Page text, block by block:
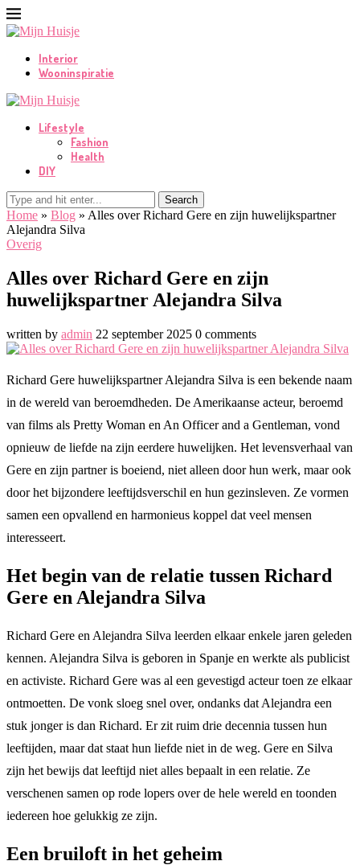
Interior
Wooninspiratie
Lifestyle
Fashion
Health
DIY
Search
Home » Blog » Alles over Richard Gere en zijn huwelijkspartner
Alejandra Silva
Overig
Alles over Richard Gere en zijn
huwelijkspartner Alejandra Silva
written by admin 22 september 2025 0 comments
Richard Gere huwelijkspartner Alejandra Silva is een bekende naam
in de wereld van beroemdheden. De Amerikaanse acteur, beroemd
van films als Pretty Woman en An Officer and a Gentleman, vond
opnieuw de liefde na zijn eerdere huwelijken. Het levensverhaal van
Gere en zijn partner is boeiend, niet alleen door hun werk, maar ook
door het bijzondere leeftijdsverschil en hun gezinsleven. Ze vormen
samen een opvallend en harmonieus koppel dat veel mensen
interesseert.
Het begin van de relatie tussen Richard
Gere en Alejandra Silva
Richard Gere en Alejandra Silva leerden elkaar enkele jaren geleden
kennen. Alejandra Silva is geboren in Spanje en werkte als publicist
en activiste. Richard Gere was al een gevestigd acteur toen ze elkaar
ontmoetten. De vonk sloeg snel over, ondanks dat Alejandra een
stuk jonger is dan Richard. Er zit ruim drie decennia tussen hun
leeftijden, maar dat staat hun liefde niet in de weg. Gere en Silva
zijn het bewijs dat leeftijd niet alles bepaalt in een relatie. Ze
verschenen samen op rode lopers over de hele wereld en toonden
iedereen hoe gelukkig ze zijn.
Een bruiloft in het geheim